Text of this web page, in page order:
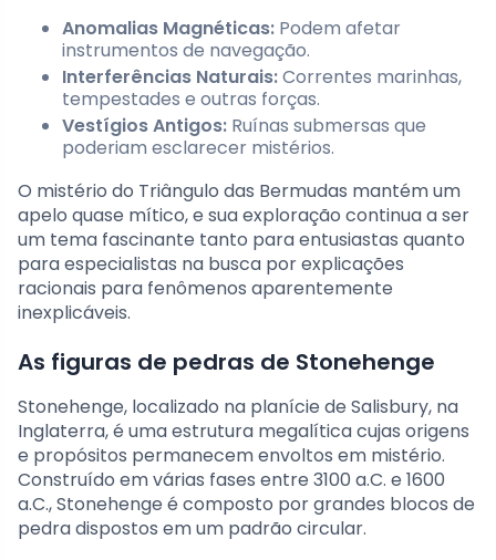
Anomalias Magnéticas: Podem afetar
instrumentos de navegação.
Interferências Naturais:Correntes marinhas,
tempestades e outras forças.
Vestígios Antigos: Ruínas submersas que
poderiam esclarecer mistérios.
O mistério do Triângulo das Bermudas mantém um
apelo quase mítico, e sua exploração continua a ser
um tema fascinante tanto para entusiastas quanto
para especialistas na busca por explicações
racionais para fenômenos aparentemente
inexplicáveis.
As figuras de pedras de Stonehenge
Stonehenge, localizado na planície de Salisbury, na
Inglaterra, é uma estrutura megalítica cujas origens
e propósitos permanecem envoltos em mistério.
Construído em várias fases entre 3100 a.C. e 1600
a.C., Stonehenge é composto por grandes blocos de
pedra dispostos em um padrão circular.